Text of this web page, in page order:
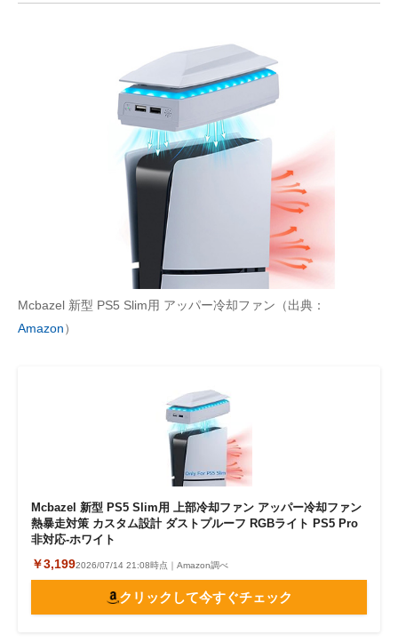
Mcbazel 新型 PS5 Slim用 アッパー冷却ファン（出典：
Amazon）
Mcbazel 新型 PS5 Slim用 上部冷却ファン アッパー冷却ファン
熱暴走対策 カスタム設計 ダストプルーフ RGBライト PS5 Pro
非対応-ホワイト
￥3,1992026/07/14 21:08時点｜Amazon調べ
クリックして今すぐチェック